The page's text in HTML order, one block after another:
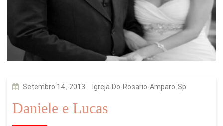
Setembro 14 , 2013 Igreja-Do-Rosario-Amparo-Sp
Daniele e Lucas